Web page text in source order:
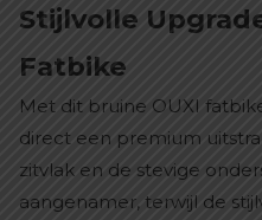
Stijlvolle
Fatbike
Met dit bruine OUXI
direct een premium
zitvlak en de stevige
aangenamer, terwijl de